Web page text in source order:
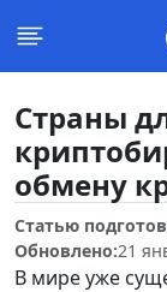
Страны
обмену
Статью
Обновлено:21
В мире уже